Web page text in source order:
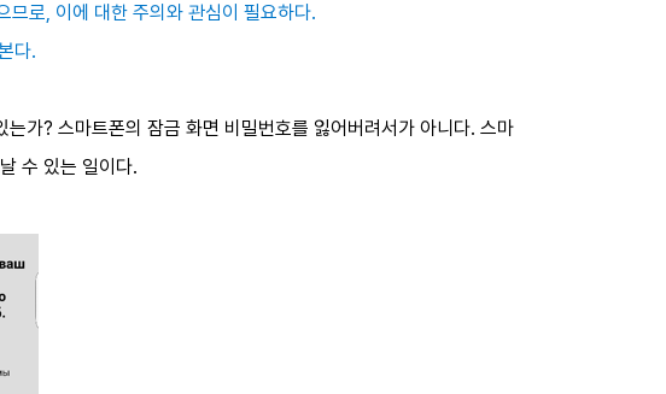
므로, 이에 대한 주의와 관심이 필요하다.
다.
가? 스마트폰의 잠금 화면 비밀번호를 잃어버려서가 아니다. 스마
수 있는 일이다.